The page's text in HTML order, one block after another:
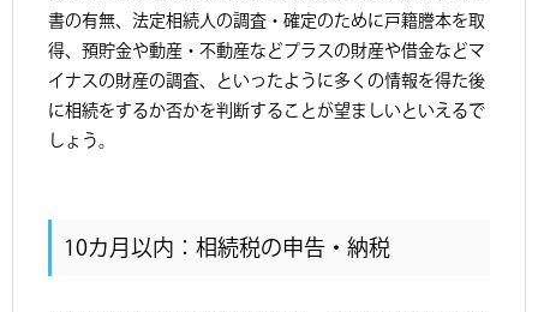
書の有無、法定相続人の調査・確定のために戸籍謄本を取
得、預貯金や動産・不動産などプラスの財産や借金などマ
イナスの財産の調査、といったように多くの情報を得た後
に相続をするか否かを判断することが望ましいといえるで
しょう。
10カ月以内：相続税の申告・納税